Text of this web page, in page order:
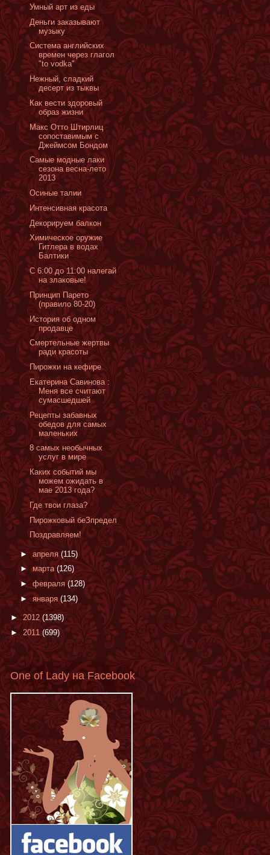
Умный арт из еды
Деньги заказывают
музыку
Система английских
времен через глагол
"to vodka"
Нежный, сладкий
десерт из тыквы
Как вести здоровый
образ жизни
Макс Отто Штирлиц
сопоставимым с
Джеймсом Бондом
Самые модные лаки
сезона весна-лето
2013
Oсиные талии
Интенсивная красота
Декорируем балкон
Химическое оружие
Гитлера в водах
Балтики
С 6:00 до 11:00 налегай
на злаковые!
Принцип Парето
(правило 80-20)
История об одном
продавце
Смертельные жертвы
ради красоты
Пирожки на кефире
Екатерина Савинова :
Меня все считают
сумасшедшей
Рецепты забавных
обедов для самых
маленьких
8 самых необычных
услуг в мире
Каких событий мы
можем ожидать в
мае 2013 года?
Где твои глаза?
Пирожковый беЗпредел
Поздравляем!
► апреля(115)
►марта (126)
► февраля(128)
► января(134)
► 2012 (1398)
► 2011 (699)
One of Lady на Facebook